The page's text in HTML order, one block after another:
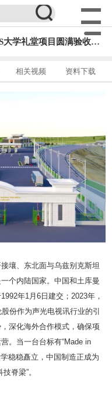
前总统亲临现场祝贺！土库曼斯坦SES大学礼堂项目圆满验收！itc保伦股份重新定义高校学术空间！
相关视频 资料下载
壤、东北面与乌兹别克斯坦
个内陆国家。中国和土库曼
年1月6日建交；2023年，
份作为声光电视讯行业的引
深化海外合作模式，确保项
。当一台台标有“Made in
稳稳矗立，中国制造正成为
脊梁”。